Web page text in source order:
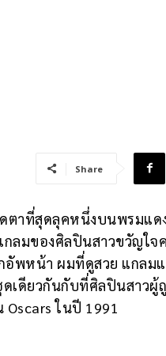
Share
าที่สุดลุคหนึ่งบนพรมแดง
ลมของศิลปินสาวขวัญใจ
อัพหน้า ผมที่ดูสวย แกล
เดียวกันกับที่ศิลปินสาวผู้
Oscars ในปี 1991